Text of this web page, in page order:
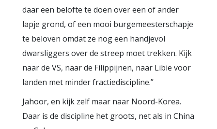
daar een belofte te doen over een of ander
lapje grond, of een mooi burgemeesterschapje
te beloven omdat ze nog een handjevol
dwarsliggers over de streep moet trekken. Kijk
naar de VS, naar de Filippijnen, naar Libië voor
landen met minder fractiediscipline.”
Jahoor, en kijk zelf maar naar Noord-Korea.
Daar is de discipline het groots, net als in China